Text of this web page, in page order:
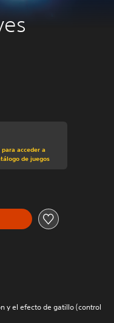
original de US$29.99
acceder a
de juegos
y el efecto de gatillo (control